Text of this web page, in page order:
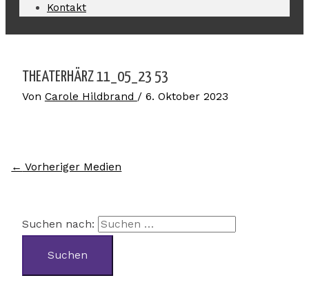
Kontakt
THEATERHÄRZ 11_05_23 53
Von Carole Hildbrand / 6. Oktober 2023
← Vorheriger Medien
Suchen nach: